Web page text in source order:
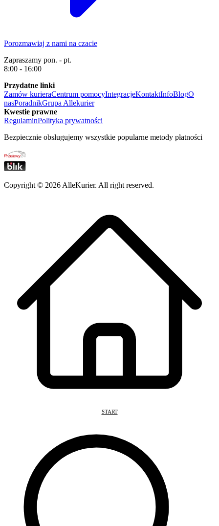
Porozmawiaj z nami na czacie
Zapraszamy pon. - pt.
8:00 - 16:00
Przydatne linki
Zamów kurieraCentrum pomocyIntegracjeKontaktInfoBlogO
nasPoradnikGrupa Allekurier
Kwestie prawne
RegulaminPolityka prywatności
Bezpiecznie obsługujemy wszystkie popularne metody płatności
Copyright © 2026 AlleKurier. All right reserved.
START